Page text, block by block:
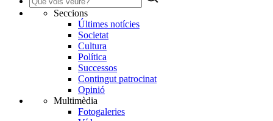
Seccions
Últimes notícies
Societat
Cultura
Política
Successos
Contingut patrocinat
Opinió
Multimèdia
Fotogaleries